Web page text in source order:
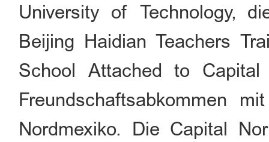
University of Technology,
Beijing Haidian Teachers
School Attached to Capital
Freundschaftsabkommen
Nordmexiko. Die Capital